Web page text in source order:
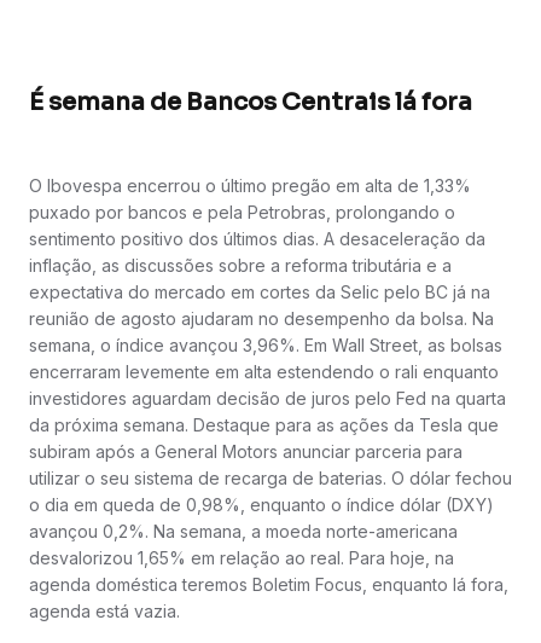
É semana de Bancos Centrais lá fora
O Ibovespa encerrou o último pregão em alta de 1,33%
puxado por bancos e pela Petrobras, prolongando o
sentimento positivo dos últimos dias. A desaceleração da
inflação, as discussões sobre a reforma tributária e a
expectativa do mercado em cortes da Selic pelo BC já na
reunião de agosto ajudaram no desempenho da bolsa. Na
semana, o índice avançou 3,96%. Em Wall Street, as bolsas
encerraram levemente em alta estendendo o rali enquanto
investidores aguardam decisão de juros pelo Fed na quarta
da próxima semana. Destaque para as ações da Tesla que
subiram após a General Motors anunciar parceria para
utilizar o seu sistema de recarga de baterias. O dólar fechou
o dia em queda de 0,98%, enquanto o índice dólar (DXY)
avançou 0,2%. Na semana, a moeda norte-americana
desvalorizou 1,65% em relação ao real. Para hoje, na
agenda doméstica teremos Boletim Focus, enquanto lá fora,
agenda está vazia.